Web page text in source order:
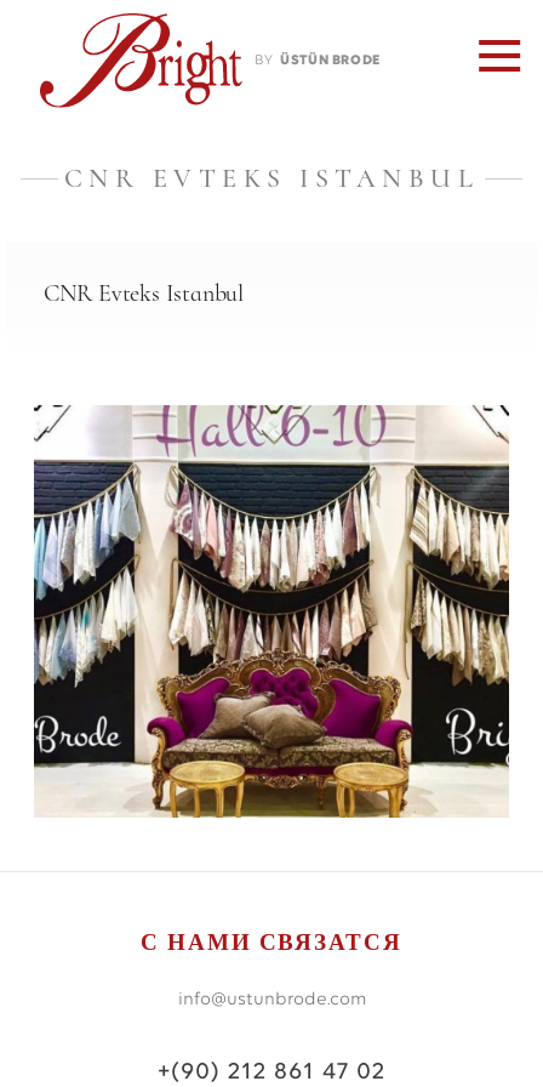
BY ÜSTÜN BRODE
CNR EVTEKS ISTANBUL
CNR Evteks Istanbul
С НАМИ СВЯЗАТСЯ
info@ustunbrode.com
+(90) 212 861 47 02